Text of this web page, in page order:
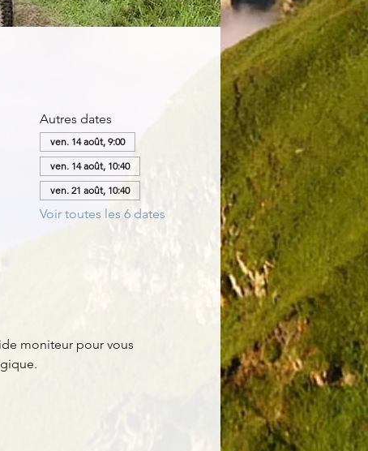
Autres dates
ven. 14 août, 9:00
ven. 14 août, 10:40
ven. 21 août, 10:40
Voir toutes les 6 dates
moniteur pour vous